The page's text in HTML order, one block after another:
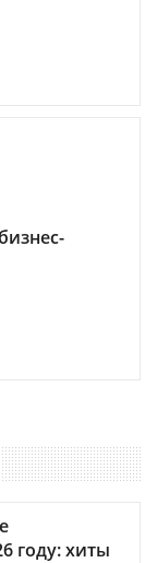
году: хиты